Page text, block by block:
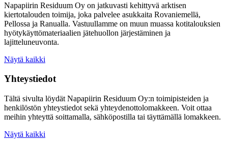
Napapiirin Residuum Oy on jatkuvasti kehittyvä arktisen
kiertotalouden toimija, joka palvelee asukkaita Rovaniemellä,
Pellossa ja Ranualla. Vastuullamme on muun muassa kotitalouksien
hyötykäyttömateriaalien jätehuollon järjestäminen ja
lajitteluneuvonta.
Näytä kaikki
Yhteystiedot
Tältä sivulta löydät Napapiirin Residuum Oy:n toimipisteiden ja
henkilöstön yhteystiedot sekä yhteydenottolomakkeen. Voit ottaa
meihin yhteyttä soittamalla, sähköpostilla tai täyttämällä lomakkeen.
Näytä kaikki